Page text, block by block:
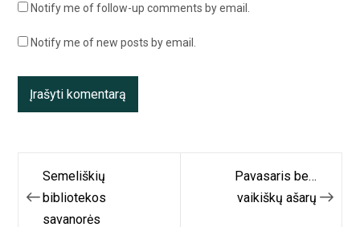
Notify me of follow-up comments by email.
Notify me of new posts by email.
Navigacija
tarp
Semeliškių
bibliotekos
savanorės
Pavasaris be…
vaikiškų ašarų